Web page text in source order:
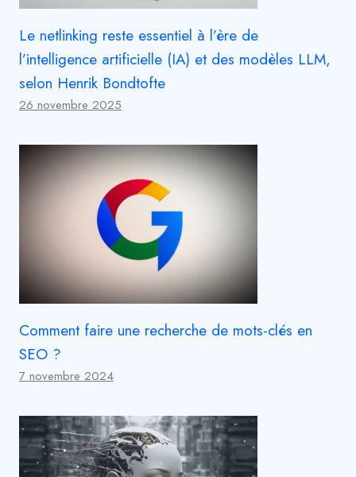
Le netlinking reste essentiel à l’ère de
l’intelligence artificielle (IA) et des modèles LLM,
selon Henrik Bondtofte
26 novembre 2025
Comment faire une recherche de mots-clés en
SEO ?
7 novembre 2024